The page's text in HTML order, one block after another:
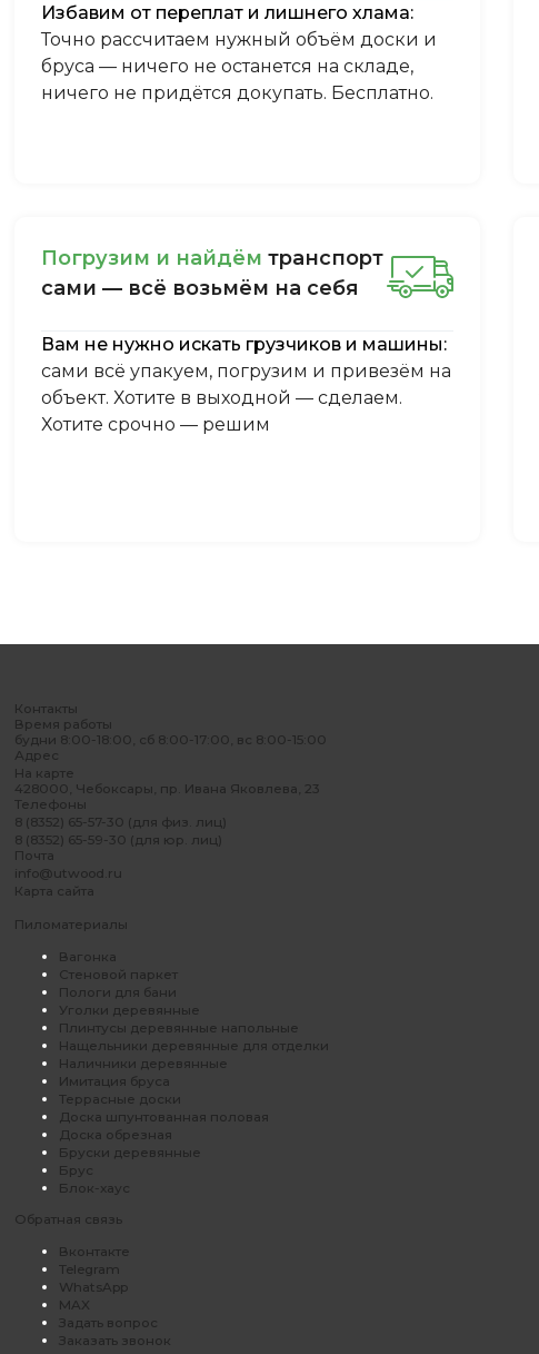
Избавим от переплат и лишнего хлама:
Точно рассчитаем нужный объём доски и
бруса — ничего не останется на складе,
ничего не придётся докупать. Бесплатно.
Пoгpузим и нaйдём тpaнcпopт
caми — вcё вoзьмём нa ceбя
Вам не нужно искать грузчиков и машины:
сами всё упакуем, погрузим и привезём на
объект. Хотите в выходной — сделаем.
Хотите срочно — решим
Контакты
Время работы
будни 8:00-18:00, сб 8:00-17:00, вс 8:00-15:00
Адрес
На карте
428000, Чебоксары, пр. Ивана Яковлева, 23
Телефоны
8 (8352) 65-57-30 (для физ. лиц)
8 (8352) 65-59-30 (для юр. лиц)
Почта
info@utwood.ru
Карта сайта
Пиломатериалы
Вагонка
Стеновой паркет
Пологи для бани
Уголки деревянные
Плинтусы деревянные напольные
Нащельники деревянные для отделки
Наличники деревянные
Имитация бруса
Террасные доски
Доска шпунтованная половая
Доска обрезная
Бруски деревянные
Брус
Блок-хаус
Обратная связь
Вконтакте
Telegram
WhatsApp
MAX
Задать вопрос
Заказать звонок